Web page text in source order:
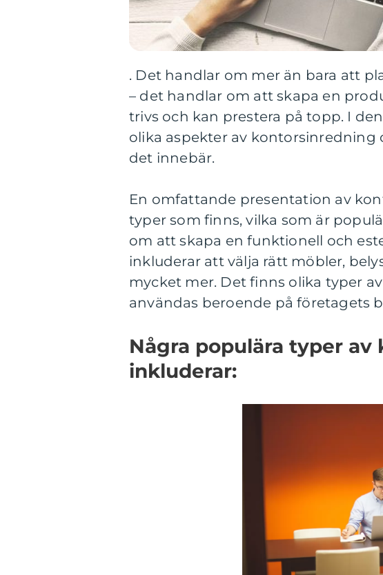
. Det handlar om mer än bara att
– det handlar om att skapa en
trivs och kan prestera på topp. I
olika aspekter av kontorsinredning
det innebär.
En omfattande presentation av
typer som finns, vilka som är
om att skapa en funktionell och
inkluderar att välja rätt möbler,
mycket mer. Det finns olika typer
användas beroende på företagets
Några populära typer
inkluderar: